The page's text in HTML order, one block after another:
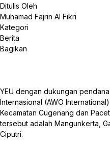
Ditulis Oleh
Muhamad Fajrin Al Fikri
Kategori
Berita
Bagikan
YEU dengan dukungan
Internasional (AWO
Kecamatan Cugenang dan
tersebut adalah Mangunkerta,
Ciputri.